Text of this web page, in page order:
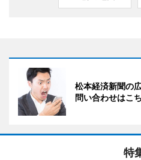
松本経済新聞の
問い合わせはこ
特